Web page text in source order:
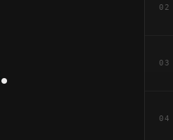
.
02
03
04